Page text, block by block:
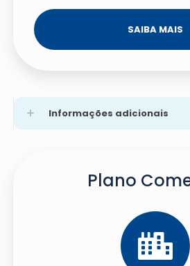
SAIBA MAIS
Informações adicionais
Plano